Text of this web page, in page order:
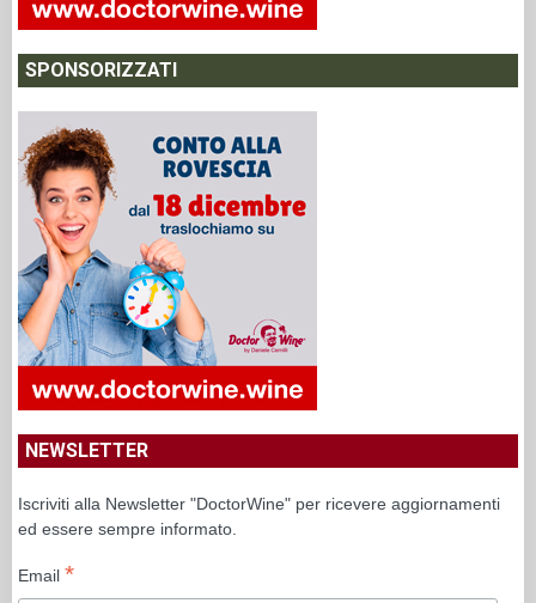
SPONSORIZZATI
NEWSLETTER
Iscriviti alla Newsletter "DoctorWine" per ricevere aggiornamenti
ed essere sempre informato.
Email *